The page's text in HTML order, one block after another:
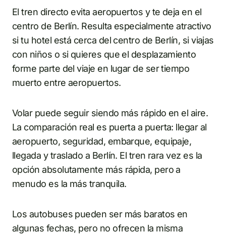
El tren directo evita aeropuertos y te deja en el
centro de Berlín. Resulta especialmente atractivo
si tu hotel está cerca del centro de Berlín, si viajas
con niños o si quieres que el desplazamiento
forme parte del viaje en lugar de ser tiempo
muerto entre aeropuertos.
Volar puede seguir siendo más rápido en el aire.
La comparación real es puerta a puerta: llegar al
aeropuerto, seguridad, embarque, equipaje,
llegada y traslado a Berlín. El tren rara vez es la
opción absolutamente más rápida, pero a
menudo es la más tranquila.
Los autobuses pueden ser más baratos en
algunas fechas, pero no ofrecen la misma